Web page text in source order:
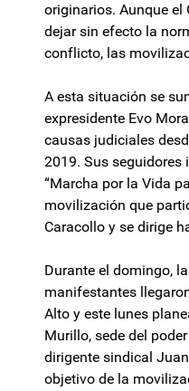
originarios. Aunque
dejar sin efecto la
conflicto, las
A esta situación se
expresidente Evo
causas judiciales
2019. Sus
“Marcha por la Vida
movilización que
Caracollo y se dirige
Durante el domingo,
manifestantes
Alto y este lunes
Murillo, sede del
dirigente sindical
objetivo de la